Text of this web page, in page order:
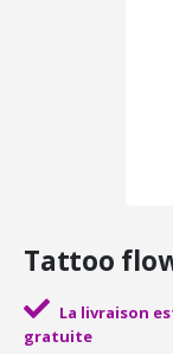
Tattoo
La livraison
gratuite